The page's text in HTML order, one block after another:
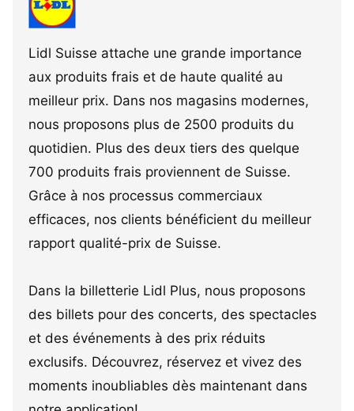
Lidl Suisse attache une grande importance
aux produits frais et de haute qualité au
meilleur prix. Dans nos magasins modernes,
nous proposons plus de 2500 produits du
quotidien. Plus des deux tiers des quelque
700 produits frais proviennent de Suisse.
Grâce à nos processus commerciaux
efficaces, nos clients bénéficient du meilleur
rapport qualité-prix de Suisse.
Dans la billetterie Lidl Plus, nous proposons
des billets pour des concerts, des spectacles
et des événements à des prix réduits
exclusifs. Découvrez, réservez et vivez des
moments inoubliables dès maintenant dans